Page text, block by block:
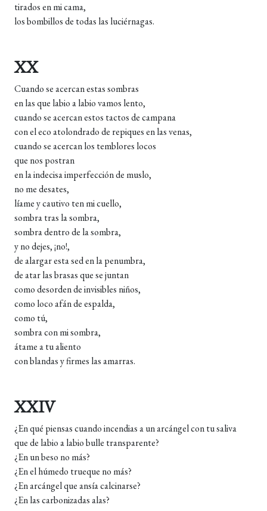
tirados en mi cama,
los bombillos de todas las luciérnagas.
XX
Cuando se acercan estas sombras
en las que labio a labio vamos lento,
cuando se acercan estos tactos de campana
con el eco atolondrado de repiques en las venas,
cuando se acercan los temblores locos
que nos postran
en la indecisa imperfección de muslo,
no me desates,
líame y cautivo ten mi cuello,
sombra tras la sombra,
sombra dentro de la sombra,
y no dejes, ¡no!,
de alargar esta sed en la penumbra,
de atar las brasas que se juntan
como desorden de invisibles niños,
como loco afán de espalda,
como tú,
sombra con mi sombra,
átame a tu aliento
con blandas y firmes las amarras.
XXIV
¿En qué piensas cuando incendias a un arcángel con tu saliva
que de labio a labio bulle transparente?
¿En un beso no más?
¿En el húmedo trueque no más?
¿En arcángel que ansía calcinarse?
¿En las carbonizadas alas?